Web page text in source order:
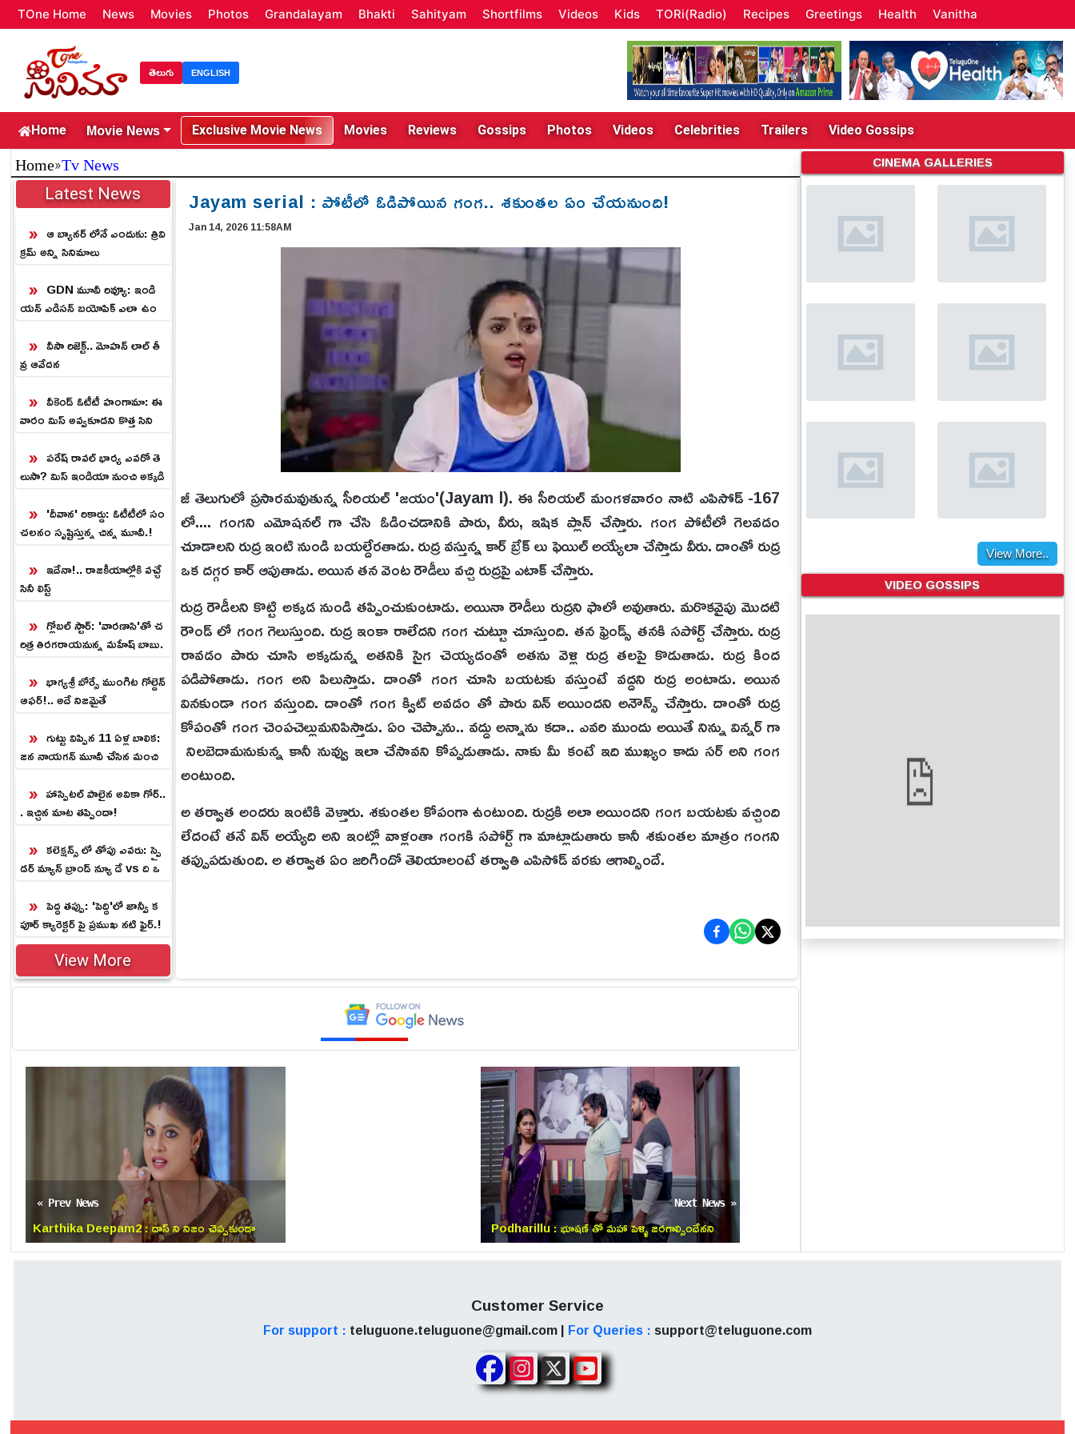
TOne Home News Movies Photos Grandalayam Bhakti Sahityam Shortfilms Videos Kids TORi(Radio) Recipes Greetings Health Vanitha
తెలుగు ENGLISH
Home Movie News Exclusive Movie News Movies Reviews Gossips Photos Videos Celebrities Trailers Video Gossips
Home»Tv News
Latest News
ఆ బ్యానర్ లోనే ఎందుకు: త్రివి
క్రమ్ అన్ని సినిమాలు
GDN మూవీ రివ్యూ: ఇండి
యన్ ఎడిసన్ బయోపిక్ ఎలా ఉం
వీసా రిజెక్ట్.. మోహన్ లాల్ తీ
వ్ర ఆవేదన
వీకెండ్ ఓటీటీ హంగామా: ఈ
వారం మిస్ అవ్వకూడని కొత్త సిని
పరేష్ రావల్ భార్య ఎవరో తె
లుసా? మిస్ ఇండియా నుంచి అక్కడి
'దీవాన' రికార్డు: ఓటీటీలో సం
చలనం సృష్టిస్తున్న చిన్న మూవీ.!
ఇదేనా!.. రాజకీయాల్లోకి వచ్చే
సినీ లిస్ట్
గ్లోబల్ స్టార్: 'వారణాసి'తో చ
రిత్ర తిరగరాయనున్న మహేష్ బాబు.
భాగ్యశ్రీ బోర్సే ముంగిట గోల్డెన్
ఆఫర్!.. అదే నిజమైతే
గుట్టు విప్పిన 11 ఏళ్ల బాలిక:
జన నాయగన్ మూవీ చేసిన మంచి
హాస్పిటల్ పాలైన అవికా గోర్..
. ఇచ్చిన మాట తప్పిందా!
కలెక్షన్స్ లో తోపు ఎవరు: స్పై
డర్ మ్యాన్ బ్రాండ్ న్యూ డే vs ది ఒ
పెద్ద తప్పు: 'పెద్ది'లో జాన్వీ క
పూర్ క్యారెక్టర్ పై ప్రముఖ నటి ఫైర్.!
View More
Jayam serial : పోటీలో ఓడిపోయి‌న గంగ.. శకుంతల ఏం చేయనుంది!
Jan 14, 2026 11:58AM
జీ తెలుగులో ప్రసారమవుతున్న సీరియల్ 'జయం'(Jayam l). ఈ సీరియల్ మంగళవారం నాటి ఎపిసోడ్ -167
లో.... గంగని ఎమోషనల్ గా చేసి ఓడించడానికి పారు, వీరు, ఇషిక ప్లాన్ చేస్తారు. గంగ పోటీలో గెలవడం
చూడాలని రుద్ర ఇంటి నుండి బయల్దేరతాడు. రుద్ర వస్తున్న కార్ బ్రేక్ లు ఫెయిల్ అయ్యేలా చేస్తాడు వీరు. దాంతో రుద్ర
ఒక దగ్గర కార్ ఆపుతాడు. అయిన తన వెంట రౌడీలు వచ్చి రుద్రపై ఎటాక్ చేస్తారు.
రుద్ర రౌడీలని కొట్టి అక్కడ నుండి తప్పించుకుంటాడు. అయినా రౌడీలు రుద్రని ఫాలో అవుతారు. మరొకవైపు మొదటి
రౌండ్ లో గంగ గెలుస్తుంది. రుద్ర ఇంకా రాలేదని గంగ చుట్టూ చూస్తుంది. తన ఫ్రెండ్స్ తనకి సపోర్ట్ చేస్తారు. రుద్ర
రావడం పారు చూసి అక్కడున్న అతనికి సైగ చెయ్యడంతో అతను వెళ్లి రుద్ర తలపై కొడుతాడు. రుద్ర కింద
పడిపోతాడు. గంగ అని పిలుస్తాడు. దాంతో గంగ చూసి బయటకు వస్తుంటే వద్దని రుద్ర అంటాడు. అయిన
వినకుండా గంగ వస్తుంది. దాంతో గంగ క్విట్ అవడం తో పారు విన్ అయిందని అనౌన్స్ చేస్తారు. దాంతో రుద్ర
కోపంతో గంగ చెంపచెల్లుమనిపిస్తాడు. ఏం చెప్పాను.. వద్దు అన్నాను కదా.. ఎవరి ముందు అయితే నిన్ను విన్నర్ గా
నిలబెదామనుకున్న కానీ నువ్వు ఇలా చేసావని కోప్పడుతాడు. నాకు మీ కంటే ఇది ముఖ్యం కాదు సర్ అని గంగ
అంటుంది.
అ తర్వాత అందరు ఇంటికి వెళ్తారు. శకుంతల కోపంగా ఉంటుంది. రుద్రకి అలా అయిందని గంగ బయటకు వచ్చింది
లేదంటే తనే విన్ అయ్యేది అని ఇంట్లో వాళ్లంతా గంగకి సపోర్ట్ గా మాట్లాడుతారు కానీ శకుంతల మాత్రం గంగని
తప్పుపడుతుంది. అ తర్వాత ఏం జరిగిందో తెలియాలంటే తర్వాతి ఎపిసోడ్ వరకు ఆగాల్సిందే.
« Prev News
Karthika Deepam2 : దాస్ ని నిజం చెప్పకుండా
ఆపిన కార్తీక్.. దీప ఏం చేయనుంది!
Next News »
Podharillu : భూషణ్ తో మహా పెళ్ళి జరగాల్సిందేనని
పట్టుబట్టిన ప్రతాప్!
CINEMA GALLERIES
View More..
VIDEO GOSSIPS
Customer Service
For support : teluguone.teluguone@gmail.com | For Queries : support@teluguone.com